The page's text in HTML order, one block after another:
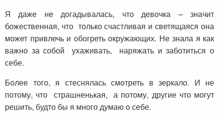
Я даже не догадывалась, что девочка – значит
божественная, что только счастливая и светящаяся она
может привлечь и обогреть окружающих. Не знала я как
важно за собой ухаживать, наряжать и заботиться о
себе.
Более того, я стеснялась смотреть в зеркало. И не
потому, что страшненькая, а потому, другие что могут
решить, будто бы я много думаю о себе.